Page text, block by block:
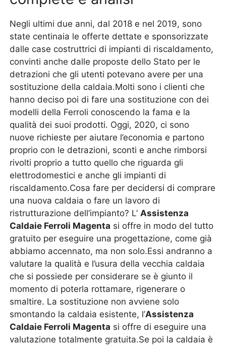
Negli ultimi due anni, dal 2018 e nel 2019, sono
state centinaia le offerte dettate e sponsorizzate
dalle case costruttrici di impianti di riscaldamento,
convinti anche dalle proposte dello Stato per le
detrazioni che gli utenti potevano avere per una
sostituzione della caldaia.Molti sono i clienti che
hanno deciso poi di fare una sostituzione con dei
modelli della Ferroli conoscendo la fama e la
qualità dei suoi prodotti. Oggi, 2020, ci sono
nuove richieste per aiutare l’economia e partono
proprio con le detrazioni, sconti e anche rimborsi
rivolti proprio a tutto quello che riguarda gli
elettrodomestici e anche gli impianti di
riscaldamento.Cosa fare per decidersi di comprare
una nuova caldaia o fare un lavoro di
ristrutturazione dell’impianto? L’Assistenza
Caldaie Ferroli Magenta si offre in modo del tutto
gratuito per eseguire una progettazione, come già
abbiamo accennato, ma non solo.Essi andranno a
valutare la qualità e l’usura della vecchia caldaia
che si possiede per considerare se è giunto il
momento di poterla rottamare, rigenerare o
smaltire. La sostituzione non avviene solo
smontando la caldaia esistente, l’Assistenza
Caldaie Ferroli Magenta si offre di eseguire una
valutazione totalmente gratuita.Se poi la caldaia è